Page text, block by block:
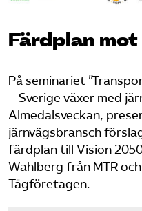
Mina sidor (almega.se)
Bli medlem
Logga in på
Sök på tagforetagen.se
Färdplan
På seminariet
– Sverige växer med
Almedalsveckan,
järnvägsbransch
färdplan till Vision
Wahlberg från MTR
Tågföretagen.